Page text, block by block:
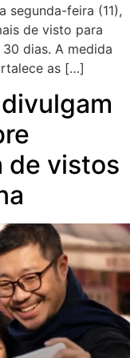
segunda-feira (11),
de visto para
dias. A medida
as […]
de vistos